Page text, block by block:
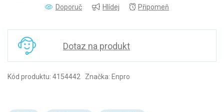
Doporuč
Hlídej Připomeň
Dotaz na produkt
Kód produktu: 4154442 Značka: Enpro